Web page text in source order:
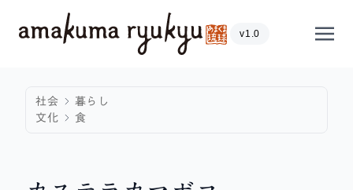
v1.0
社会
暮らし
文化
食